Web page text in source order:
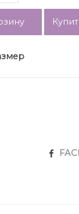
SHARE